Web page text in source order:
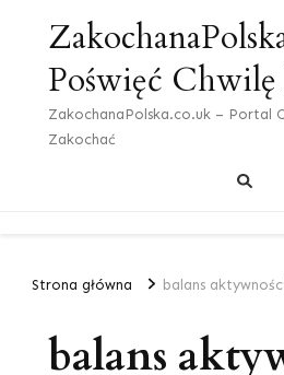
Poświęć Chwilę
ZakochanaPolska.co.uk – Portal
Zakochać
Strona główna balans
balans